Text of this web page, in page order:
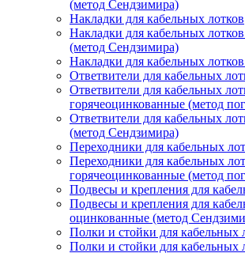
(метод Сендзимира)
Накладки для кабельных лотков
Накладки для кабельных
(метод Сендзимира)
Накладки для кабельных
Ответвители для кабельных
Ответвители для кабельных
горячеоцинкованные (метод
Ответвители для кабельных
(метод Сендзимира)
Переходники для кабельных
Переходники для кабельных
горячеоцинкованные (метод
Подвесы и крепления для
Подвесы и крепления для
оцинкованные (метод
Полки и стойки для кабельных
Полки и стойки для кабельных